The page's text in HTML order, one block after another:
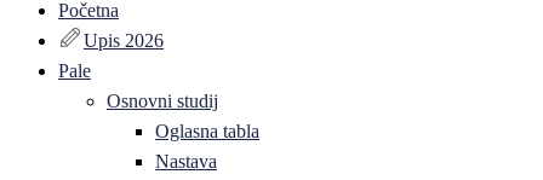
Početna
Upis 2026
Pale
Osnovni studij
Oglasna tabla
Nastava